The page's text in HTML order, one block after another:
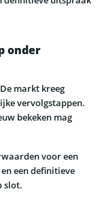
onder
markt kreeg
vervolgstappen.
bekeken mag
voor een
een definitieve
slot.